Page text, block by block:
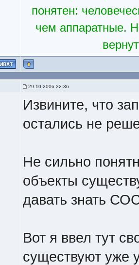
понятен:
чем аппаратные.
29.10.2006 22:36
Извините, что
остались не
Не сильно
объекты
давать знать
Вот я ввел тут
существуют уже